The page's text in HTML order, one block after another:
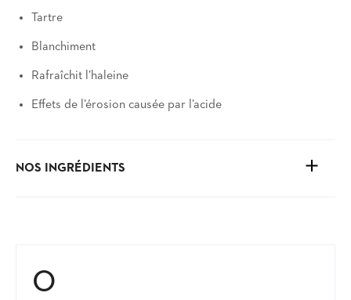
Tartre
Blanchiment
Rafraîchit l’haleine
Effets de l’érosion causée par l’acide
NOS INGRÉDIENTS
0